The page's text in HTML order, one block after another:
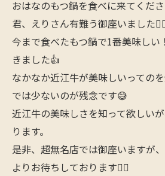
おはなのもつ鍋を食べに来てくだ
君、えりさん有難う御座いました
今まで食べたもつ鍋で1番美味しい
きました👍
なかなか近江牛が美味しいっての
では少ないのが残念です😅
近江牛の美味しさを知って欲しい
ります。
是非、超無名店では御座いますが
よりお待ちしております🙋‍♂️